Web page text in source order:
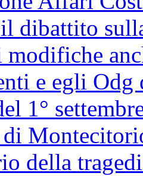
dibattito
e egli Odg
1°
della